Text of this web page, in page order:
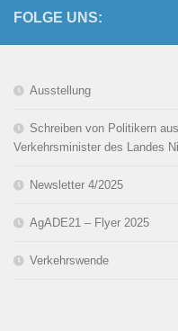
FOLGE UNS:
Ausstellung
Schreiben von Politikern
Verkehrsminister des Landes
Newsletter 4/2025
AgADE21 – Flyer 2025
Verkehrswende